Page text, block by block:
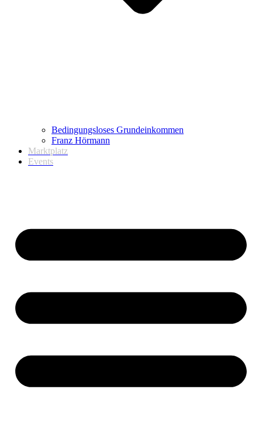
Bedingungsloses Grundeinkommen
Franz Hörmann
Marktplatz
Events